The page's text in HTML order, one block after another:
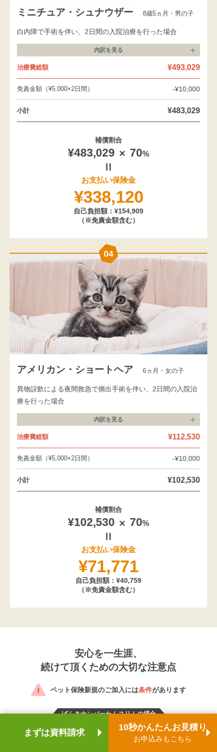
ミニチュア・シュナウザー 8歳5ヵ月・男の子
白内障で手術を伴い、2日間の入院治療を行った場合
内訳を 見る
治療費総額 ¥493,029
免責金額（¥5,000×2日間） -¥10,000
小計 ¥483,029
補償割合
¥483,029 70%
お支払い保険金
¥338,120
自己負担額：¥154,909
（※免責金額含む）
04
アメリカン・ショートヘア 6ヵ月・女の子
異物誤飲による夜間救急で摘出手術を伴い、2日間の入院治
療を行った場合
内訳を 見る
治療費総額 ¥112,530
免責金額（¥5,000×2日間） -¥10,000
小計 ¥102,530
補償割合
¥102,530 70%
お支払い保険金
¥71,771
自己負担額：¥40,759
（※免責金額含む）
安心を一生涯、
続けて頂くための大切な注意点
ペット保険新規のご加入には条件があります
げんきナンバーわんスリムの場合
まずは資料請求
10秒かんたんお見積り
お申込みもこちら